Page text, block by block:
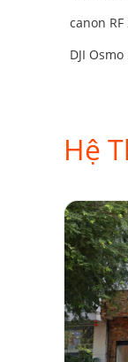
canon
DJI
Hệ